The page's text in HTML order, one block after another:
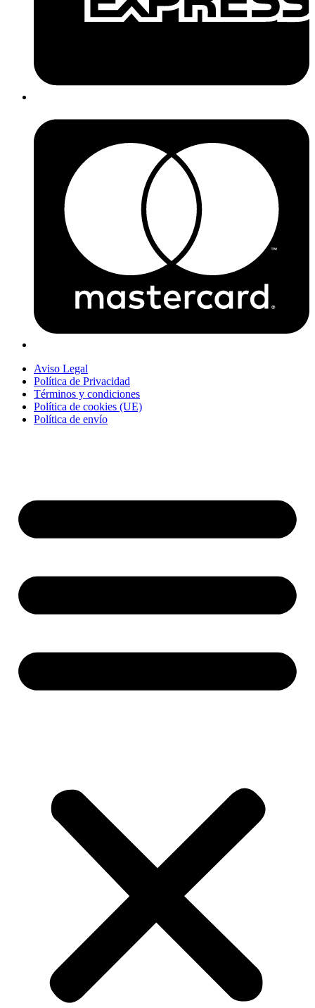
Aviso Legal
Política de Privacidad
Términos y condiciones
Política de cookies (UE)
Política de envío